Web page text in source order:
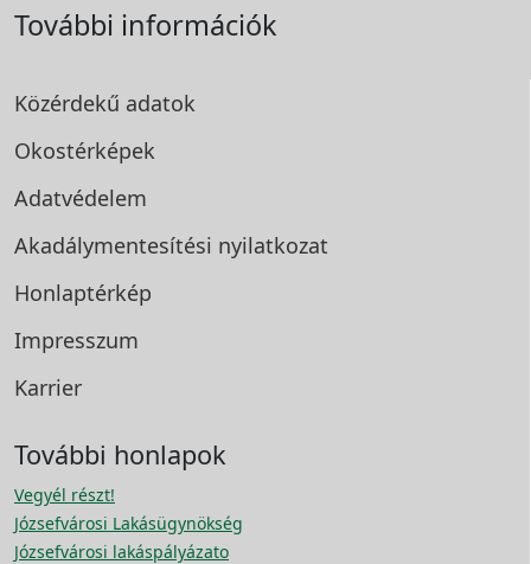
További információk
Közérdekű adatok
Okostérképek
Adatvédelem
Akadálymentesítési nyilatkozat
Honlaptérkép
Impresszum
Karrier
További honlapok
Vegyél részt!
Józsefvárosi Lakásügynökség
Józsefvárosi lakáspályázato